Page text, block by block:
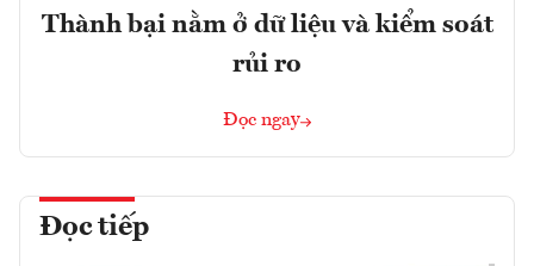
Thành bại nằm ở dữ liệu và kiểm soát
rủi ro
Đọc ngay
Đọc tiếp